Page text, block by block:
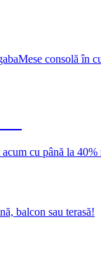
Mese consolă în
cu până la 40%
balcon sau terasă!